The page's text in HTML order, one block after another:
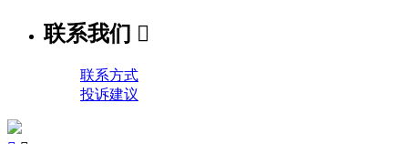
联系我们 
联系方式
投诉建议